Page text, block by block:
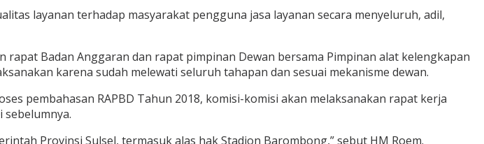
layanan terhadap masyarakat pengguna jasa layanan secara menyeluruh, adil,
Badan Anggaran dan rapat pimpinan Dewan bersama Pimpinan alat kelengkapan
karena sudah melewati seluruh tahapan dan sesuai mekanisme dewan.
pembahasan RAPBD Tahun 2018, komisi-komisi akan melaksanakan rapat kerja
sebelumnya.
Provinsi Sulsel, termasuk alas hak Stadion Barombong,” sebut HM Roem.